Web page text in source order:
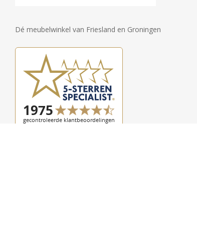
Dé meubelwinkel van Friesland en Groningen